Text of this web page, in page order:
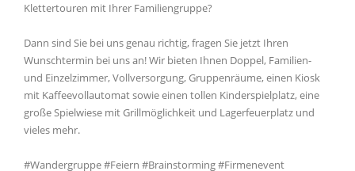
Klettertouren mit Ihrer Familiengruppe?
Dann sind Sie bei uns genau richtig, fragen Sie jetzt Ihren
Wunschtermin bei uns an! Wir bieten Ihnen Doppel, Familien-
und Einzelzimmer, Vollversorgung, Gruppenräume, einen Kiosk
mit Kaffeevollautomat sowie einen tollen Kinderspielplatz, eine
große Spielwiese mit Grillmöglichkeit und Lagerfeuerplatz und
vieles mehr.
#Wandergruppe #Feiern #Brainstorming #Firmenevent